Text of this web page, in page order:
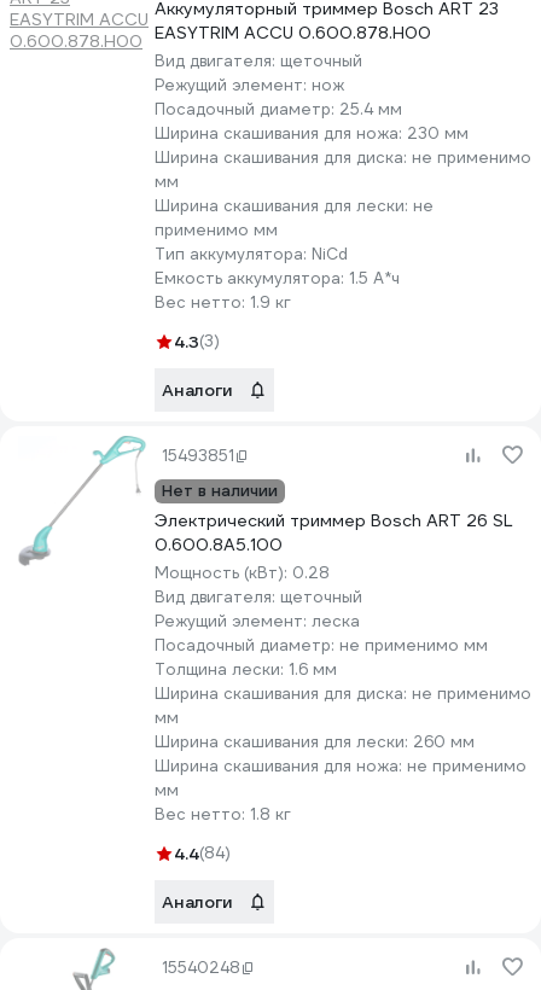
Аккумуляторный триммер Bosch ART 23
EASYTRIM ACCU 0.600.878.H00
Вид двигателя: щеточный
Режущий элемент: нож
Посадочный диаметр: 25.4 мм
Ширина скашивания для ножа: 230 мм
Ширина скашивания для диска: не применимо
мм
Ширина скашивания для лески: не
применимо мм
Тип аккумулятора: NiCd
Емкость аккумулятора: 1.5 А*ч
Вес нетто: 1.9 кг
4.3(3)
Аналоги
15493851
Нет в наличии
Электрический триммер Bosch ART 26 SL
0.600.8A5.100
Мощность (кВт): 0.28
Вид двигателя: щеточный
Режущий элемент: леска
Посадочный диаметр: не применимо мм
Толщина лески: 1.6 мм
Ширина скашивания для диска: не применимо
мм
Ширина скашивания для лески: 260 мм
Ширина скашивания для ножа: не применимо
мм
Вес нетто: 1.8 кг
4.4(84)
Аналоги
15540248